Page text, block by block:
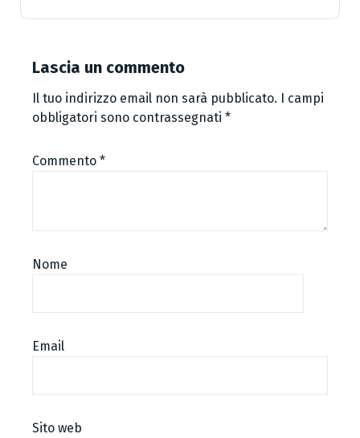
Lascia un commento
Il tuo indirizzo email non sarà pubblicato. I campi
obbligatori sono contrassegnati *
Commento *
Nome
Email
Sito web